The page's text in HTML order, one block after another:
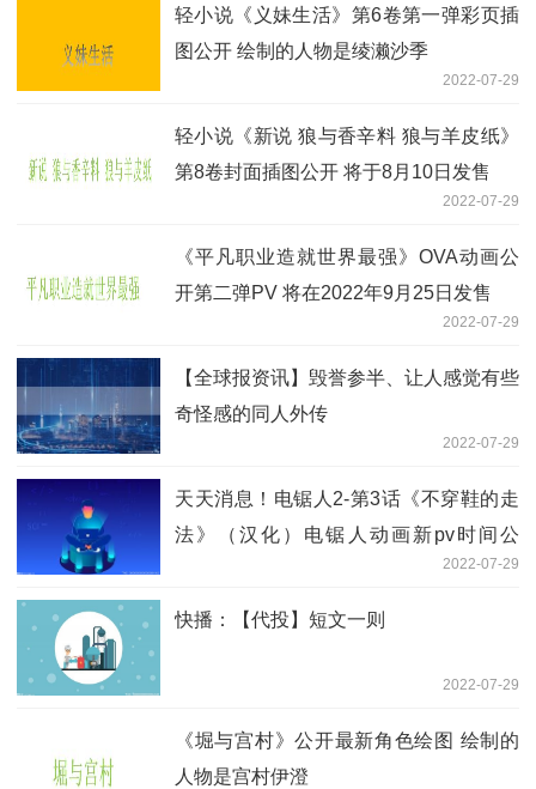
轻小说《义妹生活》第6卷第一弹彩页插
图公开 绘制的人物是绫濑沙季
2022-07-29
轻小说《新说 狼与香辛料 狼与羊皮纸》
第8卷封面插图公开 将于8月10日发售
2022-07-29
《平凡职业造就世界最强》OVA动画公
开第二弹PV 将在2022年9月25日发售
2022-07-29
【全球报资讯】毁誉参半、让人感觉有些
奇怪感的同人外传
2022-07-29
天天消息！电锯人2-第3话《不穿鞋的走
法》（汉化）电锯人动画新pv时间公
2022-07-29
快播：【代投】短文一则
2022-07-29
《堀与宫村》公开最新角色绘图 绘制的
人物是宫村伊澄